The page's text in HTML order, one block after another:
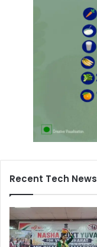
Recent Tech News